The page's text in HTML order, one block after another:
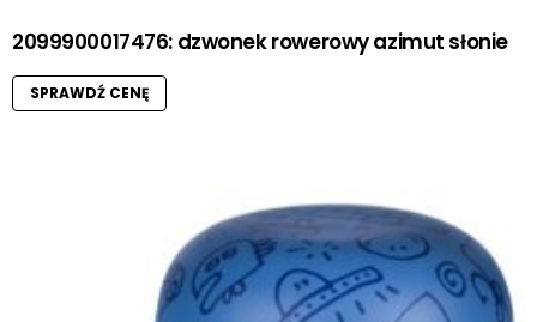
2099900017476: dzwonek rowerowy azimut słonie
SPRAWDŹ CENĘ